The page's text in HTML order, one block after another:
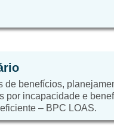
de benefícios,
por incapacidade e
– BPC LOAS.